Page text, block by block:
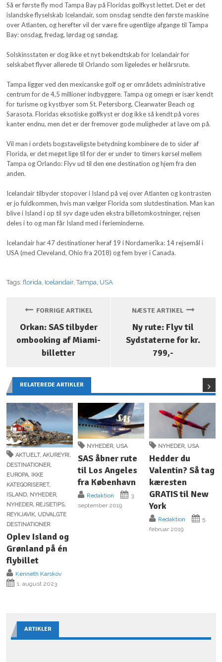
Så er første fly mod Tampa Bay på Floridas golfkyst lettet. Det er det
islandske flyselskab Icelandair, som onsdag sendte den første maskine
over Atlanten, og herefter vil der være fire ugentlige afgange til Tampa
Bay: onsdag, fredag, lørdag og søndag.
Solskinsstaten er dog ikke et nyt bekendtskab for Icelandair for
selskabet flyver allerede til Orlando som ligeledes er helårsrute.
Tampa ligger ved den mexicanske golf og er områdets administrative
centrum for de 4,5 millioner indbyggere. Tampa og omegn er især kendt
for turisme og kystbyer som St. Petersborg, Clearwater Beach og
Sarasota. Floridas eksotiske golfkyst er dog ikke så kendt på vores
kanter endnu, men det er der fremover gode muligheder at lave om på.
Vil man i ordets bogstaveligste betydning kombinere de to sider af
Florida, er det meget lige til for der er under to timers kørsel mellem
Tampa og Orlando: Flyv ud til den ene destination og hjem fra den
anden.
Icelandair tilbyder stopover i Island på vej over Atlanten og kontrasten
er jo fuldkommen, hvis man vælger Florida som slutdestination. Man kan
blive i Island i op til syv dage uden ekstra billetomkostninger, rejsen
deles i to og man får Island med i ferieminderne.
Icelandair har 47 destinationer heraf 19 i Nordamerika: 14 rejsemål i
USA (med Cleveland, Ohio fra 2018) og fem byer i Canada.
Tags:florida Icelandair,Tampa USA
FORRIGE ARTIKEL
Orkan: SAS tilbyder
ombooking af Miami-
billetter
NÆSTE ARTIKEL
Ny rute: Flyv til
Sydstaterne for kr.
799,-
RELATEREDE ARTIKLER
AKTUELT,AKUREYRI
DESTINATIONER,
EUROPA, IKKE
KATEGORISERET,
ISLAND, NYHEDER,
NYHEDER, REJSETIPS,
REYKJAVIK, UDVALGTE
DESTINATIONER
Oplev Island og
Grønland på én
flybillet
Kenneth Karskov
1. august 2023
NYHEDER, USA
SAS åbner rute
til Los Angeles
fra København
Redaktion
3.
september 2019
NYHEDER, USA
Hedder du
Valentin? Så tag
kæresten
GRATIS til New
York
Redaktion
5.
februar 2019
ARTIKLER